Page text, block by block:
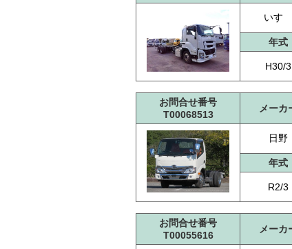
いすゞ
年式
H30/3
お問合せ番号
T00068513
メーカ
日野
年式
R2/3
お問合せ番号
T00055616
メーカ